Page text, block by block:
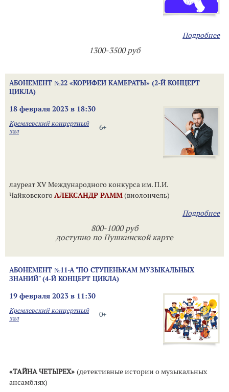
Подробнее
1300-3500 руб
АБОНЕМЕНТ №22 «КОРИФЕИ КАМЕРАТЫ» (2-Й КОНЦЕРТ
ЦИКЛА)
18 февраля 2023 в 18:30
6+
Кремлевский концертный
зал
лауреат XV Международного конкурса им. П.И.
ЧайковскогоАЛЕКСАНДР РАММ(виолончель)
Подробнее
800-1000 руб
доступно по Пушкинской карте
АБОНЕМЕНТ №11-А "ПО СТУПЕНЬКАМ МУЗЫКАЛЬНЫХ
ЗНАНИЙ" (4-Й КОНЦЕРТ ЦИКЛА)
19 февраля 2023 в 11:30
0+
Кремлевский концертный
зал
«ТАЙНА ЧЕТЫРЕХ» (детективные истории о музыкальных
ансамблях)